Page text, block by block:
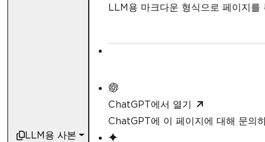
LLM용 사본
LLM용 마크다운 형식으로 페이지를
ChatGPT에서 열기
ChatGPT에 이 페이지에 대해 문의